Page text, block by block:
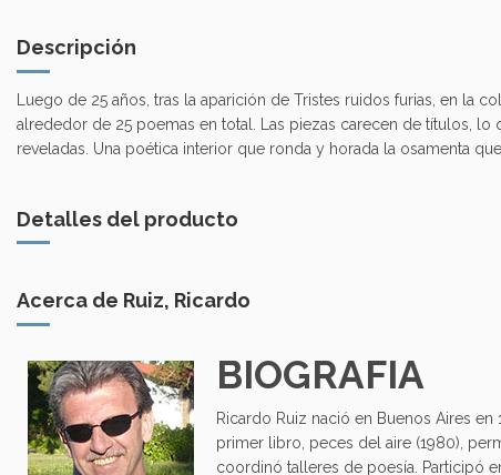
Descripción
Luego de 25 años, tras la aparición de Tristes ruidos furias, en la
alrededor de 25 poemas en total. Las piezas carecen de títulos,
reveladas. Una poética interior que ronda y horada la osamenta
Detalles del producto
Acerca de Ruiz, Ricardo
BIOGRAFIA
Ricardo Ruiz nació en Buenos Aires
primer libro, peces del aire (1980),
coordinó talleres de poesía. Participó